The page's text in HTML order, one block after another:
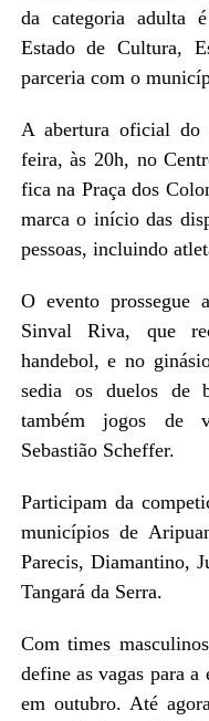
da categoria adulta
Estado de Cultura,
parceria com o
A abertura oficial do
feira, às 20h, no
fica na Praça dos
marca o início das
pessoas, incluindo
O evento prossegue
Sinval Riva, que
handebol, e no
sedia os duelos de
também jogos de
Sebastião Scheffer.
Participam da
municípios de
Parecis, Diamantino,
Tangará da Serra.
Com times
define as vagas para a
em outubro. Até